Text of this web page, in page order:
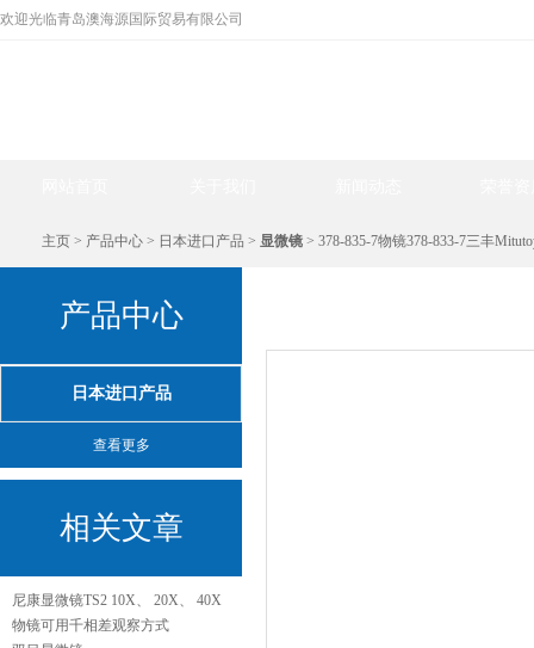
欢迎光临青岛澳海源国际贸易有限公司
主页 > 产品中心 > 日本进口产品 > 显微镜 > 378-835-7物镜378-833-7三丰
产品中心
日本进口产品
查看更多
相关文章
尼康显微镜TS2 10X、 20X、 40X
物镜可用千相差观察方式